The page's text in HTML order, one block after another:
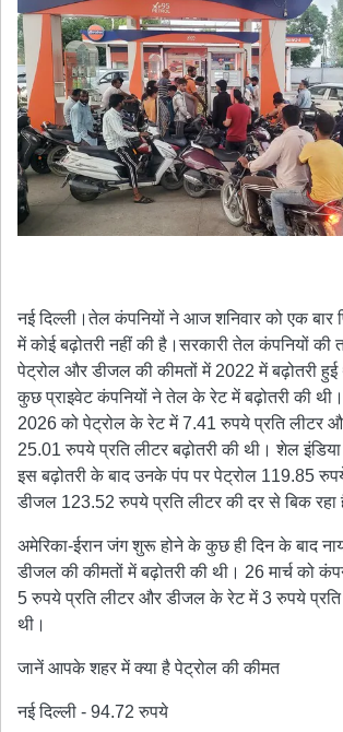
नई दिल्ली।तेल कंपनियों ने आज शनिवार को एक बार
में कोई बढ़ोतरी नहीं की है।सरकारी तेल कंपनियों की
पेट्रोल और डीजल की कीमतों में 2022 में बढ़ोतरी हुई
कुछ प्राइवेट कंपनियों ने तेल के रेट में बढ़ोतरी की
2026 को पेट्रोल के रेट में 7.41 रुपये प्रति लीटर
25.01 रुपये प्रति लीटर बढ़ोतरी की थी। शेल
इस बढ़ोतरी के बाद उनके पंप पर पेट्रोल 119.85
डीजल 123.52 रुपये प्रति लीटर की दर से बिक रहा
अमेरिका-ईरान जंग शुरू होने के कुछ ही दिन के बाद
डीजल की कीमतों में बढ़ोतरी की थी। 26 मार्च को
5 रुपये प्रति लीटर और डीजल के रेट में 3 रुपये प्रति
थी।
जानें आपके शहर में क्या है पेट्रोल की कीमत
नई दिल्ली - 94.72 रुपये